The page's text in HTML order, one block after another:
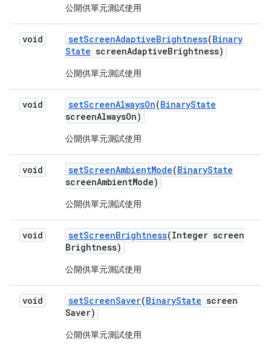
公開供單元測試使用
void setScreenAdaptiveBrightness(Binary
State screenAdaptiveBrightness)
公開供單元測試使用
void setScreenAlwaysOn(BinaryState
screenAlwaysOn)
公開供單元測試使用
void setScreenAmbientMode(BinaryState
screenAmbientMode)
公開供單元測試使用
void setScreenBrightness(Integer screen
Brightness)
公開供單元測試使用
void setScreenSaver(BinaryState screen
Saver)
公開供單元測試使用